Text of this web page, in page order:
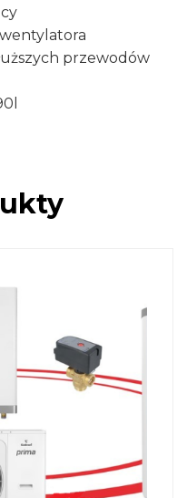
przewodów